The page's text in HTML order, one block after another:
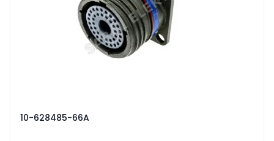
10-628485-66A